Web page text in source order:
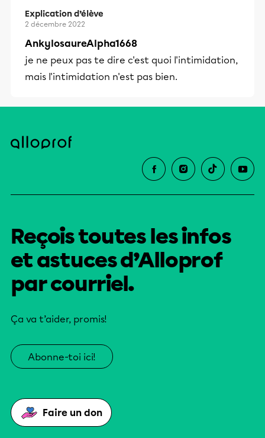
Explication d’élève
2 décembre 2022
AnkylosaureAlpha1668
je ne peux pas te dire c'est quoi l'intimidation,
mais l'intimidation n'est pas bien.
Reçois toutes les infos
et astuces d’Alloprof
par courriel.
Ça va t’aider, promis!
Abonne-toi ici!
Faire un don